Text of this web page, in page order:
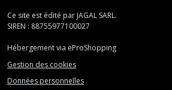
Ce site est édité par JAGAL SARL.
SIREN : 88755977100027
Hébergement via eProShopping
Gestion des cookies
Données personnelles